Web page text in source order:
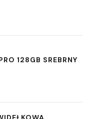
128GB SREBRNY